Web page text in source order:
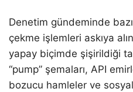
Denetim gündeminde
çekme işlemleri askıya
yapay biçimde şişirildiği
“pump” şemaları, API
bozucu hamleler ve